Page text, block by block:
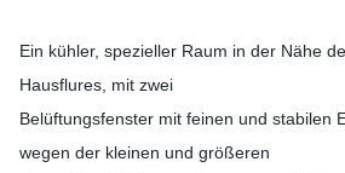
Ein kühler, spezieller Raum in der Nähe
Hausflures, mit zwei
Belüftungsfenster mit feinen und stabilen
wegen der kleinen und größeren